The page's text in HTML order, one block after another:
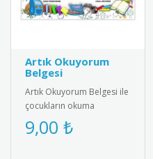
Artık Okuyorum
Belgesi
Artık Okuyorum Belgesi ile
çocukların okuma
başarısını taçlandırın!
Renkli ve özel tasarımıyla
9,00 ₺